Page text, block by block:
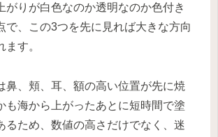
がりが白色なのか透明なのか色付き
で、この3つを先に見れば大きな方向
す。
鼻、頬、耳、額の高い位置が先に焼
も海から上がったあとに短時間で塗
るため、数値の高さだけでなく、迷